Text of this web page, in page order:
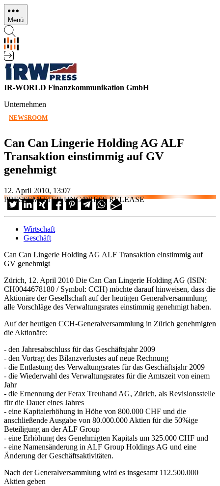
Direkt
zum
Inhalt
Menü
IR-WORLD Finanzkommunikation GmbH
Unternehmen
NEWSROOM
Can Can Lingerie Holding AG ALF
Transaktion einstimmig auf GV
genehmigt
12. April 2010, 13:07
PRESSEMITTEILUNG/PRESS RELEASE
Wirtschaft
Geschäft
Can Can Lingerie Holding AG ALF Transaktion einstimmig auf
GV genehmigt
Zürich, 12. April 2010 Die Can Can Lingerie Holding AG (ISIN:
CH0044678180 / Symbol: CCH) möchte darauf hinweisen, dass die
Aktionäre der Gesellschaft auf der heutigen Generalversammlung
alle Vorschläge des Verwaltungsrates einstimmig genehmigt haben.
Auf der heutigen CCH-Generalversammlung in Zürich genehmigten
die Aktionäre:
- den Jahresabschluss für das Geschäftsjahr 2009
- den Vortrag des Bilanzverlustes auf neue Rechnung
- die Entlastung des Verwaltungsrates für das Geschäftsjahr 2009
- die Wiederwahl des Verwaltungsrates für die Amtszeit von einem
Jahr
- die Ernennung der Ferax Treuhand AG, Zürich, als Revisionsstelle
für die Dauer eines Jahres
- eine Kapitalerhöhung in Höhe von 800.000 CHF und die
anschließende Ausgabe von 80.000.000 Aktien für die 50%ige
Beteiligung an der ALF Group
- eine Erhöhung des Genehmigten Kapitals um 325.000 CHF und
- eine Namensänderung in ALF Group Holdings AG und eine
Änderung der Geschäftsaktivitäten.
Nach der Generalversammlung wird es insgesamt 112.500.000
Aktien geben